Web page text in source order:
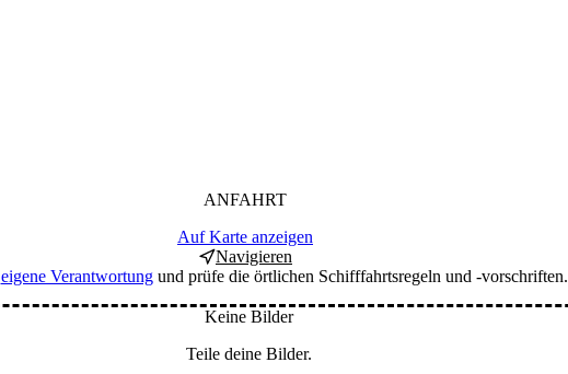
ANFAHRT
Auf Karte anzeigen
Navigieren
eigene Verantwortungund prüfe die örtlichen Schifffahrtsregeln und -vorschriften.
Keine Bilder
Teile deine Bilder.